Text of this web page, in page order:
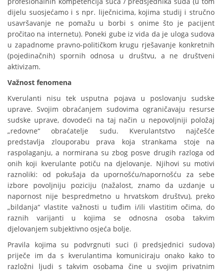
dijelu suosjećamo i s npr. liječnicima, kojima studij i stručno
usavršavanje ne pomažu u borbi s onime što je pacijent
pročitao na internetu). Poneki gube iz vida da je uloga sudova
u zapadnome pravno-političkom krugu rješavanje konkretnih
(pojedinačnih) spornih odnosa u društvu, a ne društveni
aktivizam.
Važnost fenomena
Kverulanti nisu tek usputna pojava u poslovanju sudske
uprave. Svojim obraćanjem sudovima ograničavaju resurse
sudske uprave, dovodeći na taj način u nepovoljniji položaj
„redovne“ obraćatelje sudu. Kverulantstvo najčešće
predstavlja zlouporabu prava koja strankama stoje na
raspolaganju, a normirana su zbog posve drugih razloga od
onih koji kverulante potiču na djelovanje. Njihovi su motivi
raznoliki: od pokušaja da upornošću/napornošću za sebe
izbore povoljniju poziciju (nažalost, znamo da uzdanje u
napornost nije bespredmetno u hrvatskom društvu), preko
„bildanja“ vlastite važnosti u tuđim i/ili vlastitim očima, do
raznih varijanti u kojima se odnosna osoba takvim
djelovanjem subjektivno osjeća bolje.
Pravila kojima su podvrgnuti suci (i predsjednici sudova)
priječe im da s kverulantima komuniciraju onako kako to
razložni ljudi s takvim osobama čine u svojim privatnim